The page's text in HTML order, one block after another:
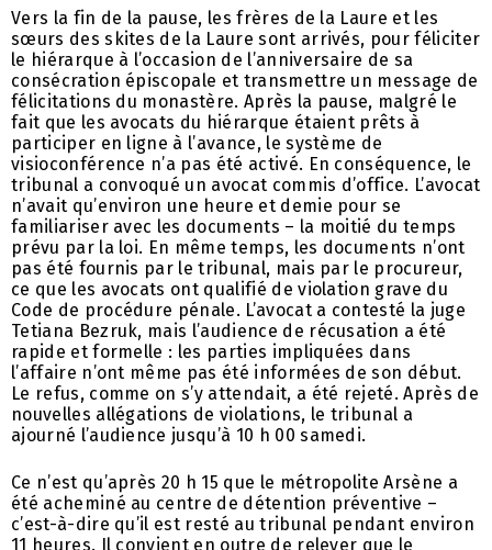
Vers la fin de la pause, les frères de la Laure et les
sœurs des skites de la Laure sont arrivés, pour féliciter
le hiérarque à l’occasion de l’anniversaire de sa
consécration épiscopale et transmettre un message de
félicitations du monastère. Après la pause, malgré le
fait que les avocats du hiérarque étaient prêts à
participer en ligne à l’avance, le système de
visioconférence n’a pas été activé. En conséquence, le
tribunal a convoqué un avocat commis d’office. L’avocat
n’avait qu’environ une heure et demie pour se
familiariser avec les documents – la moitié du temps
prévu par la loi. En même temps, les documents n’ont
pas été fournis par le tribunal, mais par le procureur,
ce que les avocats ont qualifié de violation grave du
Code de procédure pénale. L’avocat a contesté la juge
Tetiana Bezruk, mais l’audience de récusation a été
rapide et formelle : les parties impliquées dans
l’affaire n’ont même pas été informées de son début.
Le refus, comme on s’y attendait, a été rejeté. Après de
nouvelles allégations de violations, le tribunal a
ajourné l’audience jusqu’à 10 h 00 samedi.
Ce n’est qu’après 20 h 15 que le métropolite Arsène a
été acheminé au centre de détention préventive –
c’est-à-dire qu’il est resté au tribunal pendant environ
11 heures. Il convient en outre de relever que le